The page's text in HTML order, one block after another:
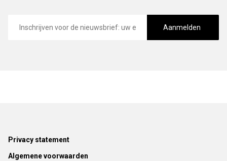
mailadres
Aanmelden
Footer
Privacy statement
Algemene voorwaarden